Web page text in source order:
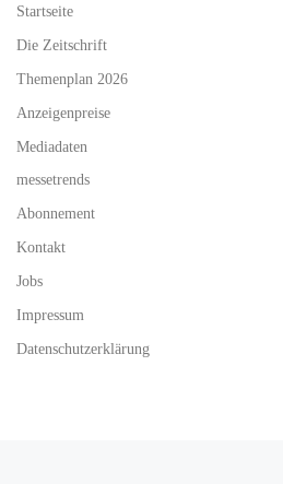
Startseite
Die Zeitschrift
Themenplan 2026
Anzeigenpreise
Mediadaten
messetrends
Abonnement
Kontakt
Jobs
Impressum
Datenschutzerklärung